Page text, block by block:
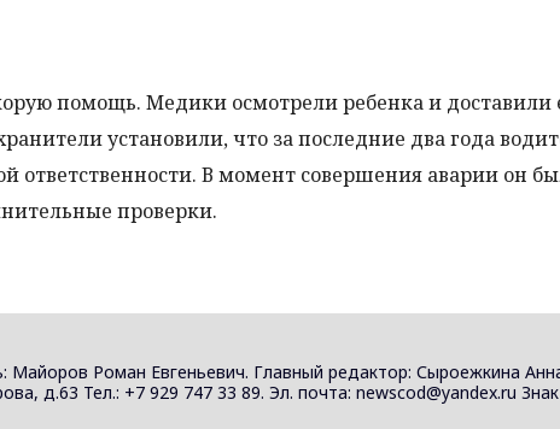
помощь. Медики осмотрели ребенка и доставили
установили, что за последние два года
ответственности. В момент совершения аварии он
проверки.
Майоров Роман Евгеньевич. Главный редактор: Сыроежкина
д.63 Тел.: +7 929 747 33 89. Эл. почта: newscod@yandex.ru